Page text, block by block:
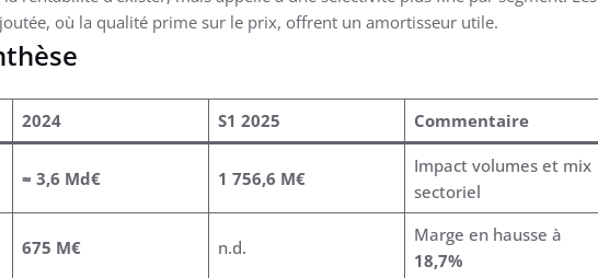
où la qualité prime sur le prix, offrent un amortisseur utile.
2024 S1 2025 Commentaire
≈ 3,6 Md€ 1 756,6 M€
Impact volumes et mix
sectoriel
675 M€ n.d.
Marge en hausse à
18,7%